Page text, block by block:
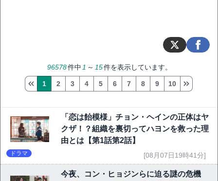
96578件中 1 ～ 15件を表示しています。
1 2 3 4 5 6 7 8 9 10
「恋は飴模様」チョン・ヘインの正体はヤ
クザ！？組織を裏切ってハヨンを救った理
由とは【第1話第2話】
ドラマ [08月07日19時41分]
今夜、コン・ヒョジンらに迫る謎の危機